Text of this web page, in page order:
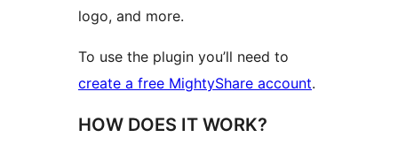
logo, and more.
To use the plugin you’ll need to
create a free MightyShare account.
HOW DOES IT WORK?